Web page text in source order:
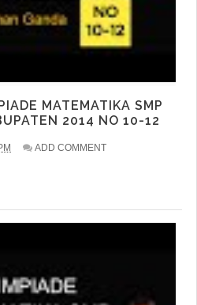
MATEMATIKA SMP
2014 NO 10-12
ADD COMMENT